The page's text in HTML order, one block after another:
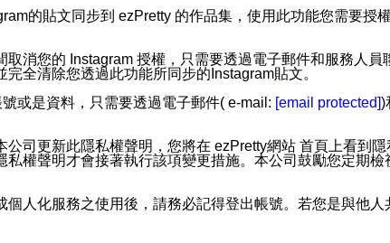
的貼文同步到 ezPretty 的作品集，使用此功能您需要授
消您的 Instagram 授權，只需要透過電子郵件和服務人
全清除您透過此功能所同步的Instagram貼文。
或是資料，只需要透過電子郵件( e-mail: [email protected])
司更新此隱私權聲明，您將在 ezPretty網站 首頁上看到
權聲明才會接著執行該項變更措施。本公司鼓勵您定期
人化服務之使用後，請務必記得登出帳號。若您是與他